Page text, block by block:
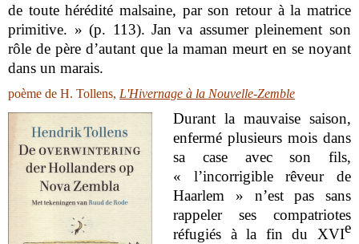
de toute hérédité malsaine, par son retour à la matrice
primitive. » (p. 113). Jan va assumer pleinement son
rôle de père d’autant que la maman meurt en se noyant
dans un marais.
poème de H. Tollens, L'Hivernage à la Nouvelle-Zemble
Durant la mauvaise saison,
enfermé plusieurs mois dans
sa case avec son fils,
« l’incorrigible rêveur de
Haarlem » n’est pas sans
rappeler ses compatriotes
réfugiés à la fin du XVIe